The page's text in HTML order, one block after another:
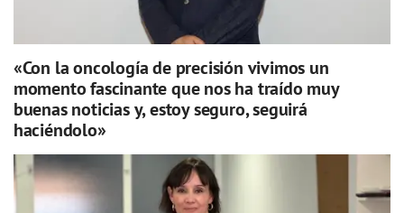
«Con la oncología de precisión vivimos un
momento fascinante que nos ha traído muy
buenas noticias y, estoy seguro, seguirá
haciéndolo»